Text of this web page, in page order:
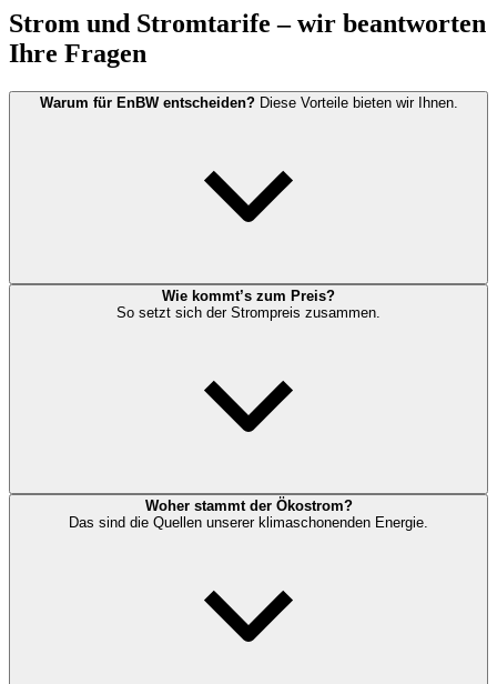
Strom und Stromtarife – wir beantworten
Ihre Fragen
Warum für EnBW entscheiden?Diese Vorteile bieten wir Ihnen.
Wie kommt’s zum Preis?
So setzt sich der Strompreis zusammen.
Woher stammt der Ökostrom?
Das sind die Quellen unserer klimaschonenden Energie.